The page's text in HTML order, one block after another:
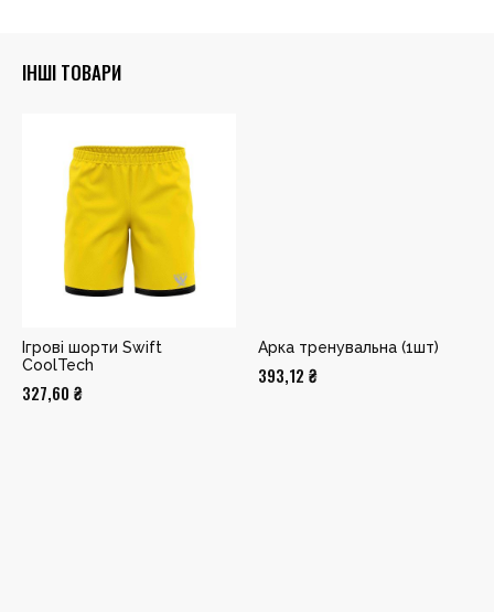
ІНШІ ТОВАРИ
Ігрові шорти Swift
CoolTech
327,60 ₴
Арка тренувальна (1шт)
393,12 ₴